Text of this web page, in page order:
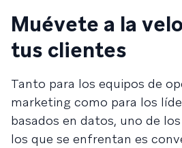
Muévete a la
tus clientes
Tanto para los equipos de
marketing como para los
basados en datos, uno de
los que se enfrentan es